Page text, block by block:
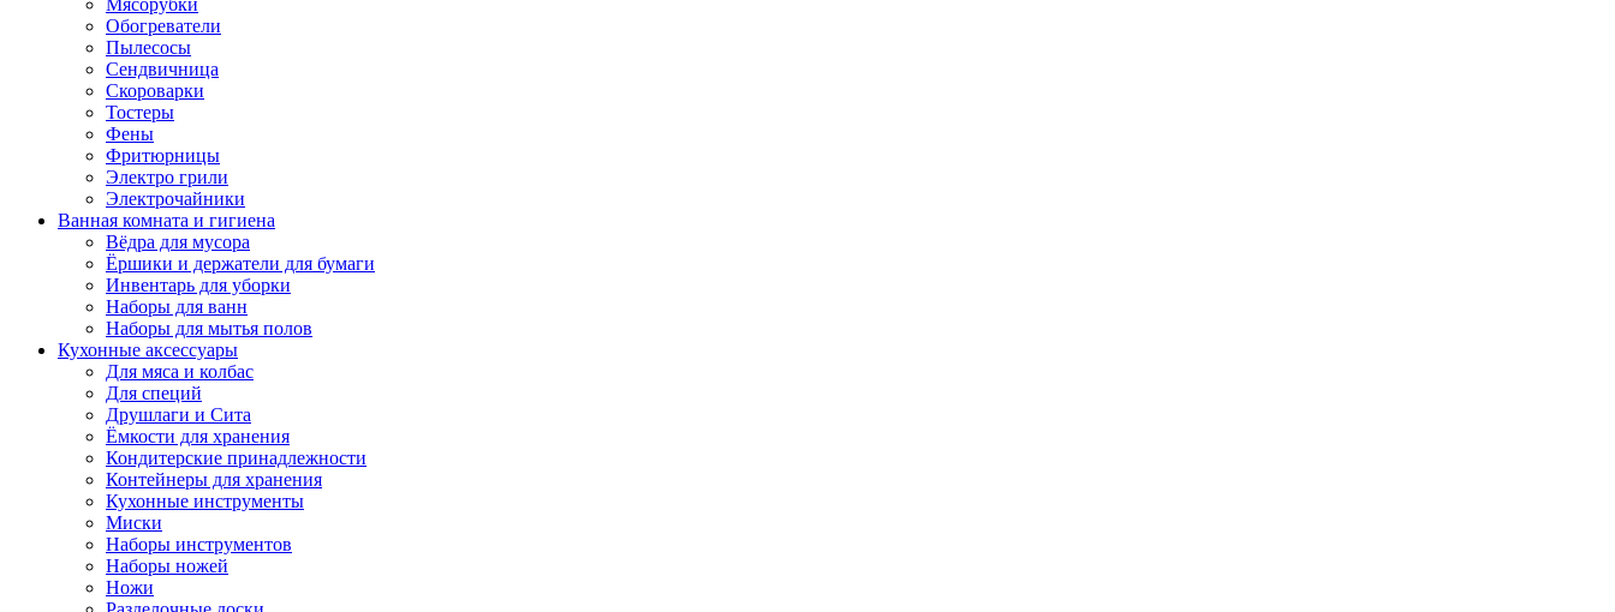
Мясорубки
Обогреватели
Пылесосы
Сендвичница
Скороварки
Тостеры
Фены
Фритюрницы
Электро грили
Электрочайники
Ванная комната и гигиена
Вёдра для мусора
Ёршики и держатели для бумаги
Инвентарь для уборки
Наборы для ванн
Наборы для мытья полов
Кухонные аксессуары
Для мяса и колбас
Для специй
Друшлаги и Сита
Ёмкости для хранения
Кондитерские принадлежности
Контейнеры для хранения
Кухонные инструменты
Миски
Наборы инструментов
Наборы ножей
Ножи